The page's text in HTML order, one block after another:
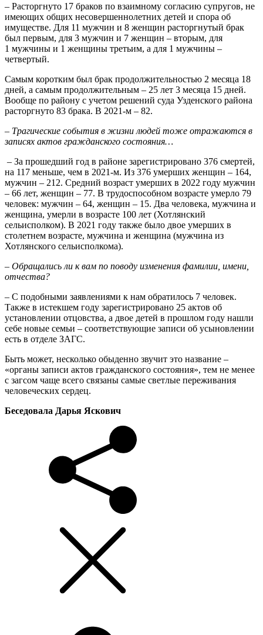
– Расторгнуто 17 браков по взаимному согласию супругов, не
имеющих общих несовершеннолетних детей и спора об
имуществе. Для 11 мужчин и 8 женщин расторгнутый брак
был первым, для 3 мужчин и 7 женщин – вторым, для
1 мужчины и 1 женщины третьим, а для 1 мужчины –
четвертый.
Самым коротким был брак продолжительностью 2 месяца 18
дней, а самым продолжительным – 25 лет 3 месяца 15 дней.
Вообще по району с учетом решений суда Узденского района
расторгнуто 83 брака. В 2021-м – 82.
– Трагические события в жизни людей тоже отражаются в
записях актов гражданского состояния…
– За прошедший год в районе зарегистрировано 376 смертей,
на 117 меньше, чем в 2021-м. Из 376 умерших женщин – 164,
мужчин – 212. Средний возраст умерших в 2022 году мужчин
– 66 лет, женщин – 77. В трудоспособном возрасте умерло 79
человек: мужчин – 64, женщин – 15. Два человека, мужчина и
женщина, умерли в возрасте 100 лет (Хотлянский
сельисполком). В 2021 году также было двое умерших в
столетнем возрасте, мужчина и женщина (мужчина из
Хотлянского сельисполкома).
– Обращались ли к вам по поводу изменения фамилии, имени,
отчества?
– С подобными заявлениями к нам обратилось 7 человек.
Также в истекшем году зарегистрировано 25 актов об
установлении отцовства, а двое детей в прошлом году нашли
себе новые семьи – соответствующие записи об усыновлении
есть в отделе ЗАГС.
Быть может, несколько обыденно звучит это название –
«органы записи актов гражданского состояния», тем не менее
с загсом чаще всего связаны самые светлые переживания
человеческих сердец.
Беседовала Дарья Яскович